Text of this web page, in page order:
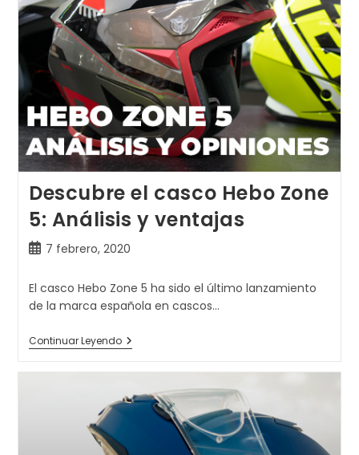
Descubre el casco Hebo Zone
5: Análisis y ventajas
Publicación
la
entrada:
7 febrero, 2020
El casco Hebo Zone 5 ha sido el último lanzamiento
de la marca española en cascos…
Continuar LeyendoDescubre
El
Zone
5:
Análisis
Ventajas